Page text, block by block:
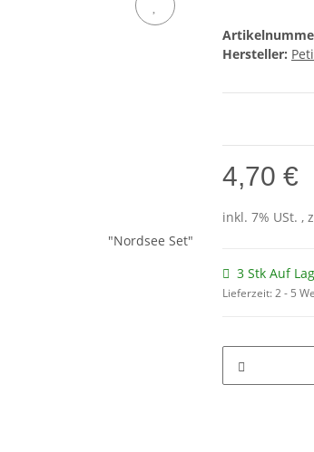
Hersteller:
4,70 €
inkl. 7% USt. ,
3 Stk Auf
Lieferzeit:2 - 5